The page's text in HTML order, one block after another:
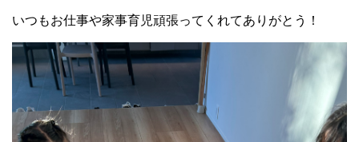
いつもお仕事や家事育児頑張ってくれてありがとう！